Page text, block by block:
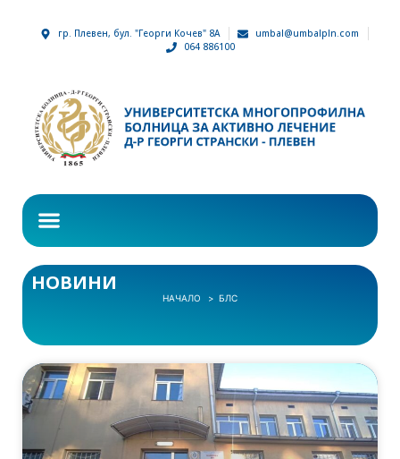
гр. Плевен, бул. "Георги Кочев" 8А
umbal@umbalpln.com
064 886100
НОВИНИ
НАЧАЛО БЛС